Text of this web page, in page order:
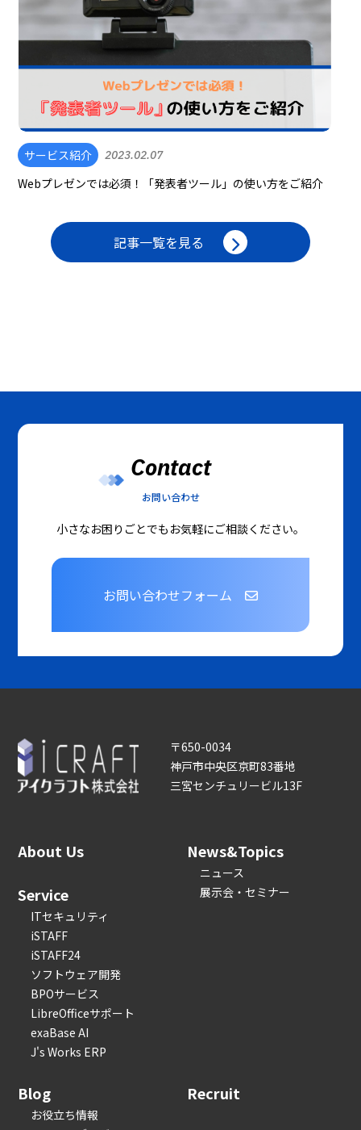
サービス紹介 2023.02.07
Webプレゼンでは必須！「発表者ツール」の使い方をご紹介
記事一覧を見る
Contact
お問い合わせ
小さなお困りごとでもお気軽にご相談ください。
お問い合わせフォーム
〒650-0034
神戸市中央区京町83番地
三宮センチュリービル13F
About Us
Service
ITセキュリティ
iSTAFF
iSTAFF24
ソフトウェア開発
BPOサービス
LibreOfficeサポート
exaBase AI
J's Works ERP
News&Topics
ニュース
展示会・セミナー
Blog
お役立ち情報
Recruit